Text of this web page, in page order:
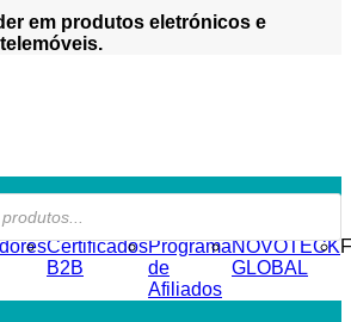
em produtos eletrónicos e
B2B
Certificados
B2B
Programa
de
Afiliados
NOVOTECK
GLOBAL